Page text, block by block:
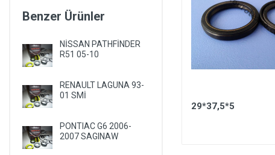
KIA
LANCIA
LAND ROVER
LEXUS
LINCOLN
Benzer Ürünler
NİSSAN PATHFİNDER
R51 05-10
RENAULT LAGUNA 93-
01 SMİ
PONTIAC G6 2006-
2007 SAGINAW
PEUGEOT BOXER 2006 TRW-
29*37,5*5